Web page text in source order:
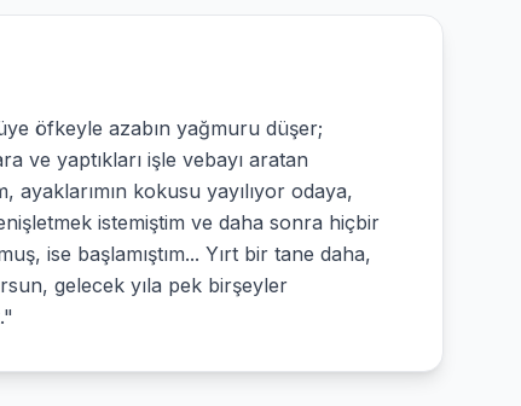
öfkeyle azabın yağmuru düşer;
ve yaptıkları işle vebayı aratan
ayaklarımın kokusu yayılıyor odaya,
istemiştim ve daha sonra hiçbir
ise başlamıştım... Yırt bir tane daha,
gelecek yıla pek birşeyler